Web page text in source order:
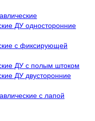
ДУ односторонние
с фиксирующей
ДУ c полым штоком
ДУ двусторонние
с лапой